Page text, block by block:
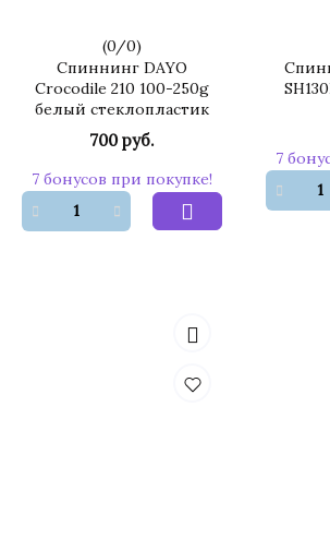
(0/0)
Спиннинг DAYO
Crocodile 210 100-250g
белый стеклопластик
700 руб.
7 бонусов при покупке!
7